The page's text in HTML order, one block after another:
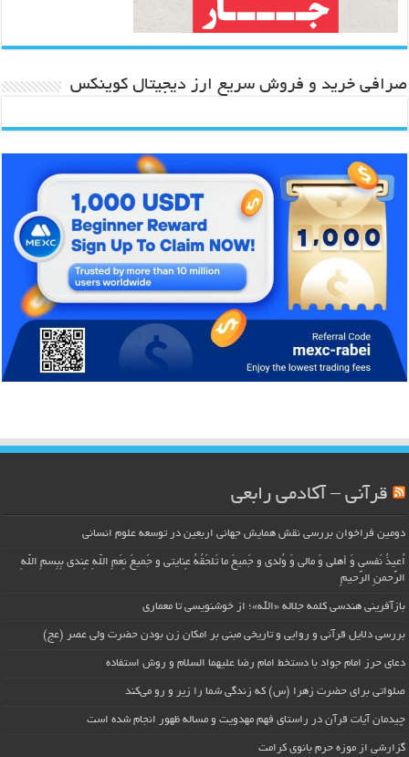
صرافی خرید و فروش سریع ارز دیجیتال کوینکس
قرآنی – آکادمی رابعی
دومین فراخوان بررسی نقش همایش جهانی اربعین در توسعه علوم انسانی
اُعیذُ نَفسی وَ أهلی وَ مالی وَ وُلدی و جَمیعَ ما تَلحَقُهُ عِنایتی و جَمیعَ نِعَمِ اللّهِ عِندی بِبِسمِ اللّهِ
الرَّحمنِ الرَّحیمِ
بازآفرینی هندسی کلمه جلاله «الله»؛ از خوشنویسی تا معماری
بررسی دلایل قرآنی و روایی و تاریخی مبنی بر امکان زن بودن حضرت ولی عصر (عج)
دعای حرز امام جواد با دستخط امام رضا علیهما السلام و روش استفاده
صلواتی برای حضرت زهرا (س) که زندگی شما را زیر و رو می‌کند
چیدمان آیات قرآن در راستای فهم مهدویت و مساله ظهور انجام شده است
گزارشی از موزه حرم بانوی کرامت